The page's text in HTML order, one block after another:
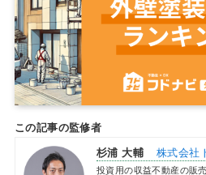
この記事の監修者
杉浦 大輔 株式会社
投資用の収益不動産の販